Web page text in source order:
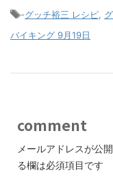
-グッチ裕三 レシピ
バイキング 9月19日
comment
メールアドレスが公
る欄は必須項目です